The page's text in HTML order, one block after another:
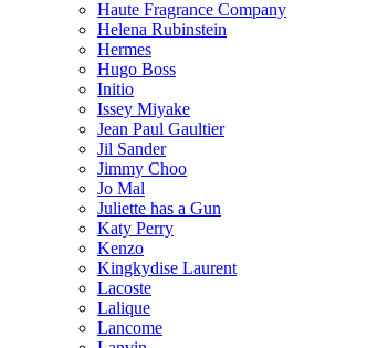
Haute Fragrance Company
Helena Rubinstein
Hermes
Hugo Boss
Initio
Issey Miyake
Jean Paul Gaultier
Jil Sander
Jimmy Choo
Jo Mal
Juliette has a Gun
Katy Perry
Kenzo
Kingkydise Laurent
Lacoste
Lalique
Lancome